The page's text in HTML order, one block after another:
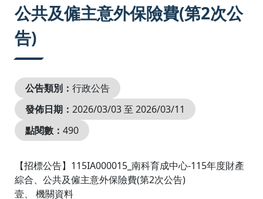
公共及僱主意外保險費(第2次公
告)
公告類別： 行政公告
發佈日期： 2026/03/03 至 2026/03/11
點閱數： 490
【招標公告】115IA000015_南科育成中心-115年度財產
綜合、公共及僱主意外保險費(第2次公告)
壹、 機關資料